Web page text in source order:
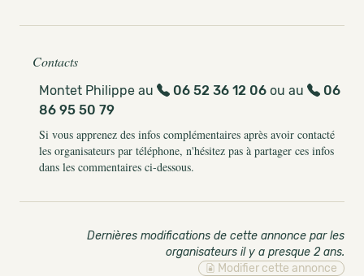
Contacts
Montet Philippe au 06 52 36 12 06 ou au
06
86 95 50 79
Si vous apprenez des infos complémentaires après avoir contacté
les organisateurs par téléphone, n'hésitez pas à partager ces infos
dans les commentaires ci-dessous.
Dernières modifications de cette annonce par les
organisateurs il y a presque 2 ans.
Modifier cette annonce